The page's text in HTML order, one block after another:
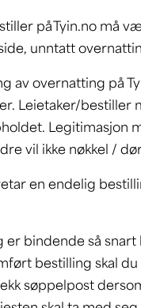
på Tyin.no må
unntatt
av overnatting på
Leietaker/
Legitimasjon
vil ikke nøkkel /
en endelig
er bindende så
bestilling skal
søppelpost